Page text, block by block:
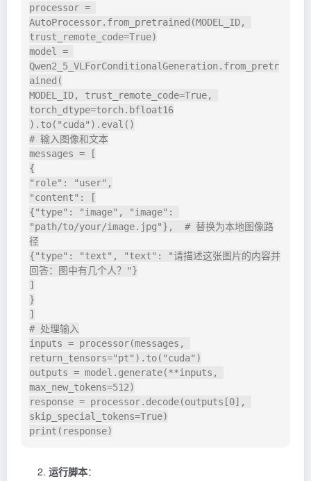
processor =
AutoProcessor.from_pretrained(MODEL_ID,
trust_remote_code=True)
model =
Qwen2_5_VLForConditionalGeneration.from_pretr
ained(
MODEL_ID, trust_remote_code=True,
torch_dtype=torch.bfloat16
).to("cuda").eval()
# 输入图像和文本
messages = [
{
"role": "user",
"content": [
{"type": "image", "image":
"path/to/your/image.jpg"},  # 替换为本地图像路
径
{"type": "text", "text": "请描述这张图片的内容并
回答：图中有几个人？"}
]
}
]
# 处理输入
inputs = processor(messages,
return_tensors="pt").to("cuda")
outputs = model.generate(**inputs,
max_new_tokens=512)
response = processor.decode(outputs[0],
skip_special_tokens=True)
运行脚本：